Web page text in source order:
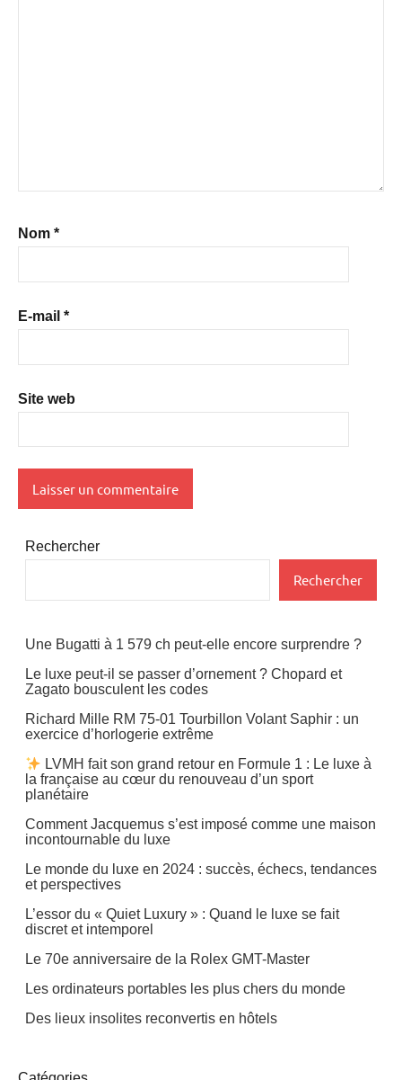
Nom *
E-mail *
Site web
Rechercher
Rechercher
Une Bugatti à 1 579 ch peut-elle encore surprendre ?
Le luxe peut-il se passer d’ornement ? Chopard et
Zagato bousculent les codes
Richard Mille RM 75-01 Tourbillon Volant Saphir : un
exercice d’horlogerie extrême
LVMH fait son grand retour en Formule 1 : Le luxe à
la française au cœur du renouveau d’un sport
planétaire
Comment Jacquemus s’est imposé comme une maison
incontournable du luxe
Le monde du luxe en 2024 : succès, échecs, tendances
et perspectives
L’essor du « Quiet Luxury » : Quand le luxe se fait
discret et intemporel
Le 70e anniversaire de la Rolex GMT-Master
Les ordinateurs portables les plus chers du monde
Des lieux insolites reconvertis en hôtels